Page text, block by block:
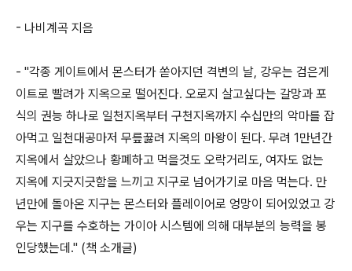
- 나비계곡 지음
- "각종 게이트에서 몬스터가 쏟아지던 격변의 날, 강우는 검은게
이트로 빨려가 지옥으로 떨어진다. 오로지 살고싶다는 갈망과 포
식의 권능 하나로 일천지옥부터 구천지옥까지 수십만의 악마를 잡
아먹고 일천대공마저 무릎꿇려 지옥의 마왕이 된다. 무려 1만년간
지옥에서 살았으나 황폐하고 먹을것도 오락거리도, 여자도 없는
지옥에 지긋지긋함을 느끼고 지구로 넘어가기로 마음 먹는다. 만
년만에 돌아온 지구는 몬스터와 플레이어로 엉망이 되어있었고 강
우는 지구를 수호하는 가이아 시스템에 의해 대부분의 능력을 봉
인당했는데." (책 소개글)